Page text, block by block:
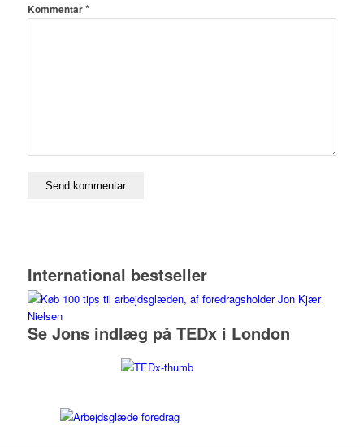
Kommentar*
International bestseller
Se Jons indlæg på TEDx i London